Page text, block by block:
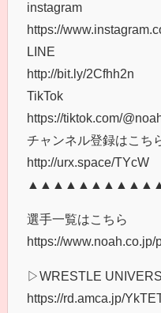
instagram
https://
LINE
http://bit.ly/2Cfhh2n
TikTok
https://tiktok.com/
チャンネル登録はこち
http://urx.space/TYcW
選手一覧はこちら
https://www.noah.co.jp/
▷WRESTLE
https://rd.amca.jp/